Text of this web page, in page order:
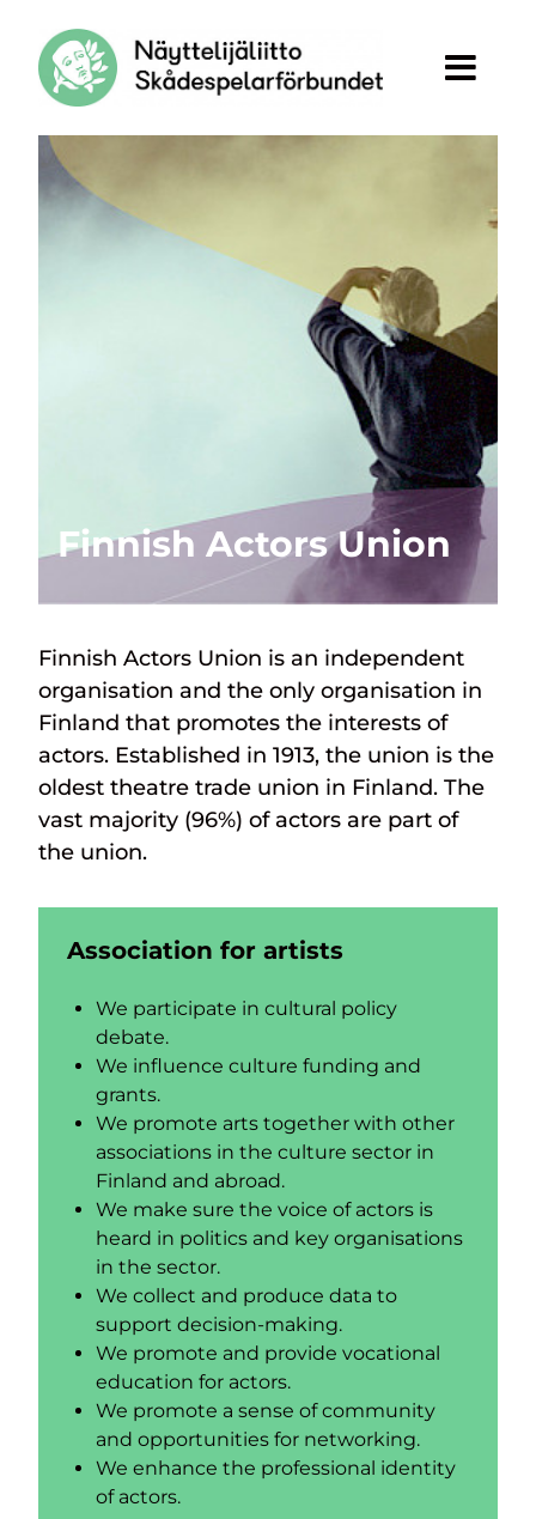
Siirry sivun sisältöön
Finnish Actors Union
Finnish Actors Union is an independent
organisation and the only organisation in
Finland that promotes the interests of
actors. Established in 1913, the union is the
oldest theatre trade union in Finland. The
vast majority (96%) of actors are part of
the union.
Association for artists
We participate in cultural policy
debate.
We influence culture funding and
grants.
We promote arts together with other
associations in the culture sector in
Finland and abroad.
We make sure the voice of actors is
heard in politics and key organisations
in the sector.
We collect and produce data to
support decision-making.
We promote and provide vocational
education for actors.
We promote a sense of community
and opportunities for networking.
We enhance the professional identity
of actors.